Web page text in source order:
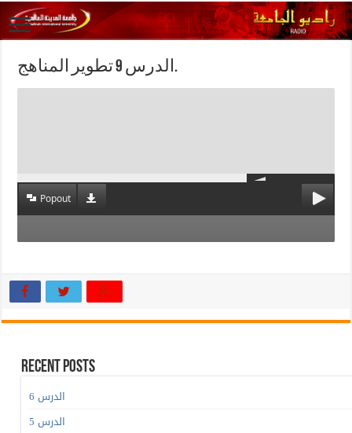
الدرس 9 تطوير المناهج.
Popout
Recent Posts
الدرس 6
الدرس 5